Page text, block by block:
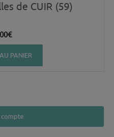
de CUIR (59)
€
PANIER
compte